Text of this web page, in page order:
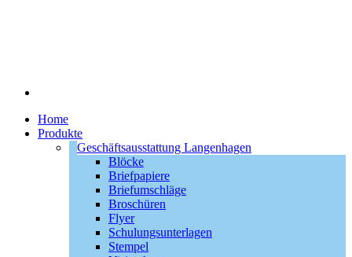
Home
Produkte
Geschäftsausstattung Langenhagen
Blöcke
Briefpapiere
Briefumschläge
Broschüren
Flyer
Schulungsunterlagen
Stempel